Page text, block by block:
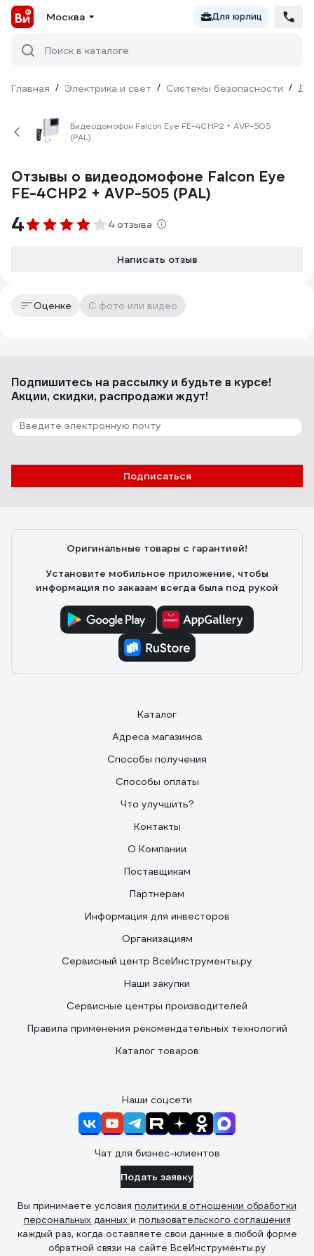
Москва Для юрлиц
Поиск в каталоге
Главная / Электрика и свет / Системы безопасности /
Видеодомофон Falcon Eye FE-4CHP2 + AVP-505
(PAL)
Отзывы о видеодомофоне Falcon Eye
FE-4CHP2 + AVP-505 (PAL)
4 4 отзыва
Написать отзыв
Оценке С фото или видео
Подпишитесь на рассылкуи будьте в курсе!
Акции, скидки, распродажи ждут!
Подписаться
Оригинальные товары с гарантией!
Установите мобильное приложение, чтобы
информация по заказам всегда была под рукой
Каталог
Адреса магазинов
Способы получения
Способы оплаты
Что улучшить?
Контакты
О Компании
Поставщикам
Партнерам
Информация для инвесторов
Организациям
Сервисный центр ВсеИнструменты.ру
Наши закупки
Сервисные центры производителей
Правила применения рекомендательных технологий
Каталог товаров
Наши соцсети
Чат для бизнес-клиентов
Подать заявку
Вы принимаете условия политики в отношении обработки
персональных данных и пользовательского соглашения
каждый раз, когда оставляете свои данные в любой форме
обратной связи на сайте ВсеИнструменты.ру